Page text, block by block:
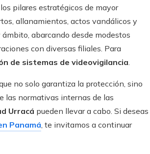
pilares estratégicos de mayor
allanamientos, actos vandálicos y
abarcando desde modestos
con diversas filiales. Para
de sistemas de videovigilancia.
no solo garantiza la protección, sino
las normativas internas de las
Urracá pueden llevar a cabo. Si deseas
Panamá, te invitamos a continuar